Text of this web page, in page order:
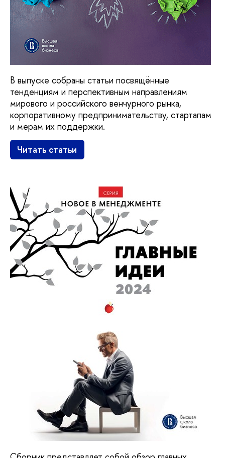
В выпуске собраны статьи посвящённые
тенденциям и перспективным направлениям
мирового и российского венчурного рынка,
корпоративному предпринимательству, стартапам
и мерам их поддержки.
Читать статьи